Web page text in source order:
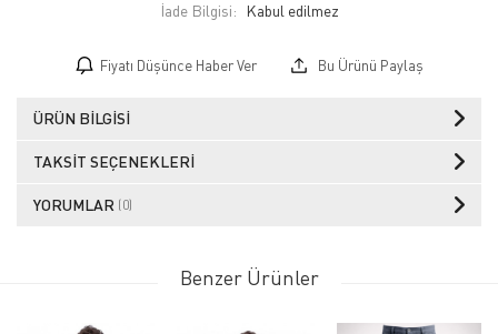
İade Bilgisi:
Fiyatı Düşünce Haber Ver Bu Ürünü Paylaş
ÜRÜN BILGISI
TAKSIT SEÇENEKLERI
YORUMLAR (0)
Benzer Ürünler